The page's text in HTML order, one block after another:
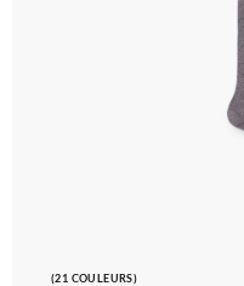
(21 COULEURS)